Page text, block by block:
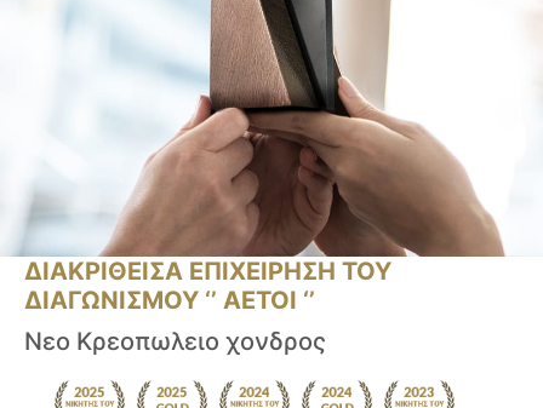
ΔΙΑΚΡΙΘΕΙΣΑ ΕΠΙΧΕΙΡΗΣΗ ΤΟΥ
ΔΙΑΓΩΝΙΣΜΟΥ ‘’ ΑΕΤΟΙ ‘’
Νεο Κρεοπωλειο χονδρος